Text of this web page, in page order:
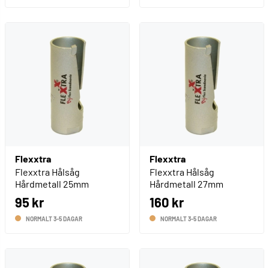
Flexxtra
Flexxtra Hålsåg
Hårdmetall 25mm
95 kr
NORMALT 3-5 DAGAR
Flexxtra
Flexxtra Hålsåg
Hårdmetall 27mm
160 kr
NORMALT 3-5 DAGAR